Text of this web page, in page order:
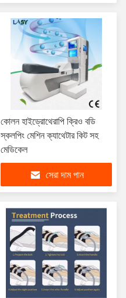
কোলন হাইড্রোথেরাপি ক্রিও বডি
স্কলপিং মেশিন ক্যাথেটার কিট সহ
মেডিকেল
সেরা দাম পান